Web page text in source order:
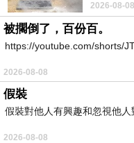
2026-08-08
被擱倒了，百份百。
https://youtube.com/shorts/
2026-08-08
假裝
假裝對他人有興趣和忽視他人
2026-08-08